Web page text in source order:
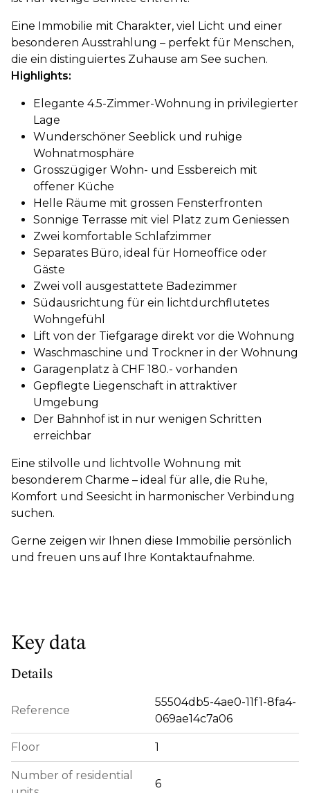
Eine Immobilie mit Charakter, viel Licht und einer
besonderen Ausstrahlung – perfekt für Menschen,
die ein distinguiertes Zuhause am See suchen.
Highlights:
Elegante 4.5-Zimmer-Wohnung in privilegierter
Lage
Wunderschöner Seeblick und ruhige
Wohnatmosphäre
Grosszügiger Wohn- und Essbereich mit
offener Küche
Helle Räume mit grossen Fensterfronten
Sonnige Terrasse mit viel Platz zum Geniessen
Zwei komfortable Schlafzimmer
Separates Büro, ideal für Homeoffice oder
Gäste
Zwei voll ausgestattete Badezimmer
Südausrichtung für ein lichtdurchflutetes
Wohngefühl
Lift von der Tiefgarage direkt vor die Wohnung
Waschmaschine und Trockner in der Wohnung
Garagenplatz à CHF 180.- vorhanden
Gepflegte Liegenschaft in attraktiver
Umgebung
Der Bahnhof ist in nur wenigen Schritten
erreichbar
Eine stilvolle und lichtvolle Wohnung mit
besonderem Charme – ideal für alle, die Ruhe,
Komfort und Seesicht in harmonischer Verbindung
suchen.
Gerne zeigen wir Ihnen diese Immobilie persönlich
und freuen uns auf Ihre Kontaktaufnahme.
Key data
Details
Reference
55504db5-4ae0-11f1-8fa4-
069ae14c7a06
Floor 1
Number of residential
6